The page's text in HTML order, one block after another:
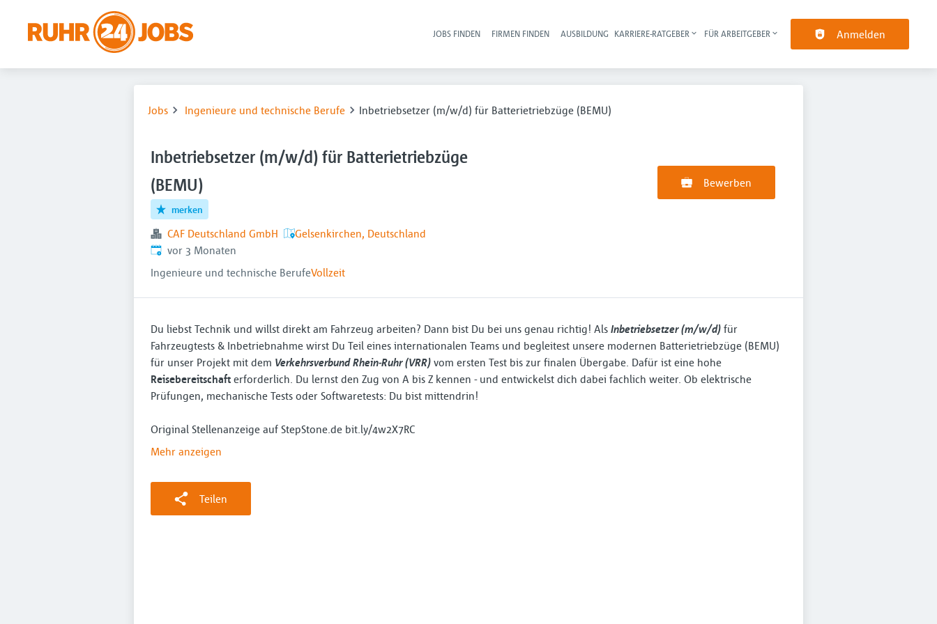
Haupt-Navigation
JOBS FINDEN FIRMEN FINDEN AUSBILDUNG KARRIERE-RATGEBER FÜR ARBEITGEBER Anmelden
Jobs Ingenieure und technische Berufe Inbetriebsetzer (m/w/d) für Batterietriebzüge (BEMU)
Inbetriebsetzer (m/w/d) für Batterietriebzüge
(BEMU)
merken
CAF Deutschland GmbH
Gelsenkirchen, Deutschland
Veröffentlicht:
vor 3 Monaten
Ingenieure und technische BerufeVollzeit
Bewerben
Du liebst Technik und willst direkt am Fahrzeug arbeiten? Dann bist Du bei uns genau richtig! Als Inbetriebsetzer (m/w/d) für
Fahrzeugtests & Inbetriebnahme wirst Du Teil eines internationalen Teams und begleitest unsere modernen Batterietriebzüge (BEMU)
für unser Projekt mit dem Verkehrsverbund Rhein‑Ruhr (VRR) vom ersten Test bis zur finalen Übergabe. Dafür ist eine hohe
Reisebereitschaft erforderlich. Du lernst den Zug von A bis Z kennen - und entwickelst dich dabei fachlich weiter. Ob elektrische
Prüfungen, mechanische Tests oder Softwaretests: Du bist mittendrin!
Original Stellenanzeige auf StepStone.de bit.ly/4w2X7RC
Mehr anzeigen
Teilen